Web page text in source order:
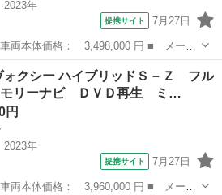
2023年
提携サイト 7月27日
ＲＡＶ４ ■ グレード名： アドベン
リーナビ ミュージックプレイヤー
ォクシー ハイブリッドＳ－Ｚ フル
リーナビ ＤＶＤ再生 ミ…
円
2023年
提携サイト 7月27日